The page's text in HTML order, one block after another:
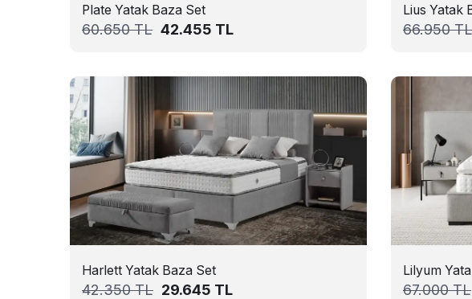
Plate Yatak Baza Set
60.650TL 42.455 TL
Lius Yatak
66.950TL
Harlett Yatak Baza Set
42.350TL 29.645 TL
Lilyum
67.000TL